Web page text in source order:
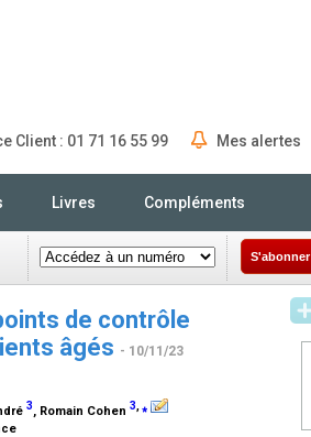
Client : 01 71 16 55 99 Mes alertes
Livres Compléments
S'abonner
de contrôle
âgés - 10/11/23
3, Romain Cohen 3,⁎